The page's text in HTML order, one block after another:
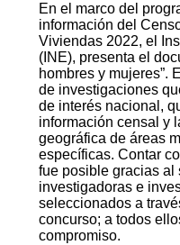
En el marco del
información del
Viviendas 2022, el
(INE), presenta el
hombres y mujeres”.
de investigaciones
de interés nacional,
información censal y
geográfica de áreas
específicas. Contar
fue posible gracias al
investigadoras e
seleccionados a
concurso; a todos
compromiso.